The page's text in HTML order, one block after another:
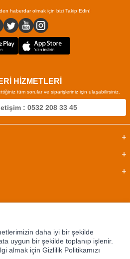
haberdar olmak için bizi Takip Edin!
HİZMETLERİ
tüm sorular ve siparişleriniz için ulaşabilirsiniz.
: 0532 208 33 45
daha iyi bir şekilde
uygun bir şekilde toplanıp işlenir.
almak için Gizlilik Politikamızı